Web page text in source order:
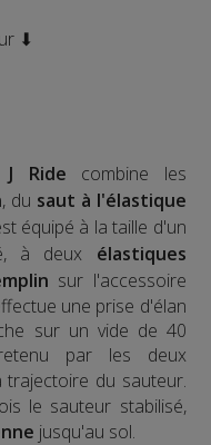
⬇
J Ride combine les
, du saut à l'élastique
équipé à la taille d'un
à deux élastiques
sur l'accessoire
une prise d'élan
sur un vide de 40
par les deux
trajectoire du sauteur.
le sauteur stabilisé,
jusqu'au sol.